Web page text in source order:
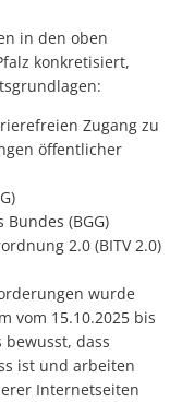
in den oben
konkretisiert,
Zugang zu
öffentlicher
(BGG)
2.0 (BITV 2.0)
wurde
vom 15.10.2025 bis
dass
ist und arbeiten
Internetseiten